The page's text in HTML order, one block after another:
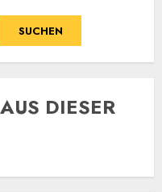
SUCHEN
DIESER